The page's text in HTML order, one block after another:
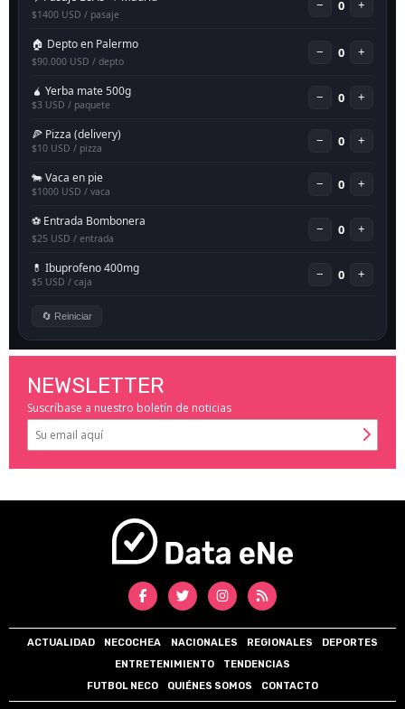
NEWSLETTER
Suscríbase a nuestro boletín de noticias
ACTUALIDAD NECOCHEA NACIONALES REGIONALES
DEPORTES
ENTRETENIMIENTO
TENDENCIAS
FUTBOL NECO
QUIÉNES SOMOS CONTACTO